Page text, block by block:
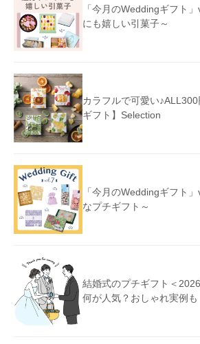
「今月のWeddingギフト
にも嬉しい引菓子～
カラフルで可愛い
ギフト】Selection
「今月のWeddingギフト
なプチギフト～
結婚式のプチギフト＜
何が人気？おしゃれ実例も